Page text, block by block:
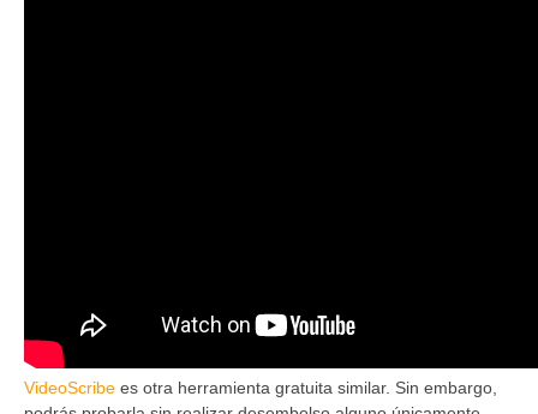
VideoScribe es otra herramienta gratuita similar. Sin embargo,